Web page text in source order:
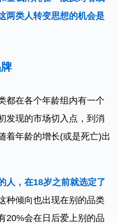
两类人转变思想的机会是
都在各个年龄组内有一个
现的市场切入点，到消
着年龄的增长(或是死亡)出
人，在18岁之前就选定了
种倾向也出现在别的品类
20%会在日后爱上别的品